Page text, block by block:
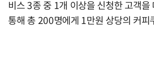
비스 3종 중 1개 이상을 신청한 고객을
통해 총 200명에게 1만원 상당의 커피